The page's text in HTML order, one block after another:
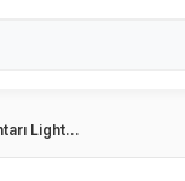
Light...